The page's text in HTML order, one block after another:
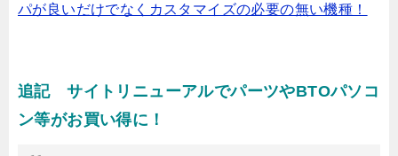
パが良いだけでなくカスタマイズの必要の無い機種！
追記 サイトリニューアルでパーツやBTOパソコ
ン等がお買い得に！